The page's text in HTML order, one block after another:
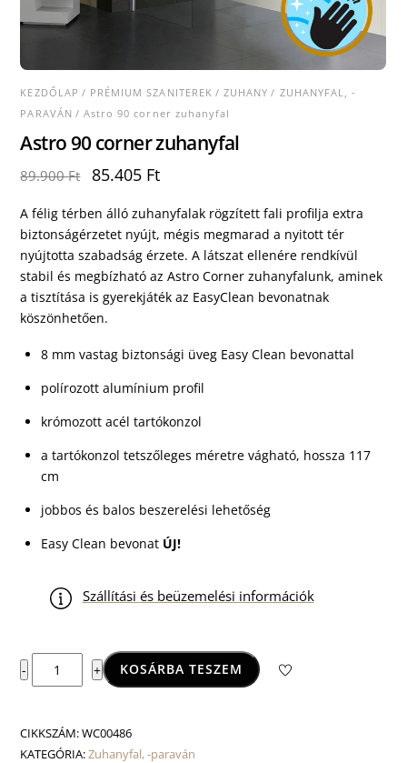
KEZDŐLAP / PRÉMIUM SZANITEREK /ZUHANY / ZUHANYFAL, -
PARAVÁN / Astro 90 corner zuhanyfal
Astro 90 corner zuhanyfal
89.900Ft
Original
was:
89.900 Ft.
85.405 FtCurrent
is:
85.405 Ft.
A félig térben álló zuhanyfalak rögzített fali profilja extra
biztonságérzetet nyújt, mégis megmarad a nyitott tér
nyújtotta szabadság érzete. A látszat ellenére rendkívül
stabil és megbízható az Astro Corner zuhanyfalunk, aminek
a tisztítása is gyerekjáték az EasyClean bevonatnak
köszönhetően.
8 mm vastag biztonsági üveg Easy Clean bevonattal
polírozott alumínium profil
krómozott acél tartókonzol
a tartókonzol tetszőleges méretre vágható, hossza 117
cm
jobbos és balos beszerelési lehetőség
Easy Clean bevonat ÚJ!
Szállítási és beüzemelési információk
-
Astro
90
zuhanyfal
mennyiség
+ KOSÁRBA TESZEM
CIKKSZÁM:WC00486
KATEGÓRIA:Zuhanyfal, -paraván